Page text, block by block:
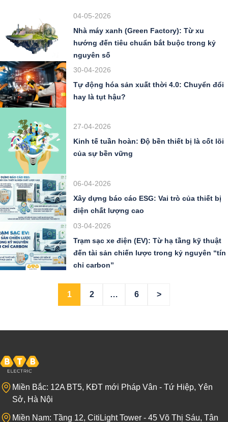
04-05-2026
Nhà máy xanh (Green Factory): Từ xu
hướng đến tiêu chuẩn bắt buộc trong kỷ
nguyên số
30-04-2026
Tự động hóa sản xuất thời 4.0: Chuyển đổi
hay là tụt hậu?
27-04-2026
Kinh tế tuần hoàn: Độ bền thiết bị là cốt lõi
của sự bền vững
06-04-2026
Xây dựng báo cáo ESG: Vai trò của thiết bị
điện chất lượng cao
03-04-2026
Trạm sạc xe điện (EV): Từ hạ tầng kỹ thuật
đến tài sản chiến lược trong kỷ nguyên “tín
chỉ carbon”
1 2 … 6 >
Miền Bắc: 12A BT5, KĐT mới Pháp Vân - Tứ Hiệp, Yên
Sở, Hà Nội
Miền Nam: Tầng 12, CitiLight Tower - 45 Võ Thị Sáu, Tân